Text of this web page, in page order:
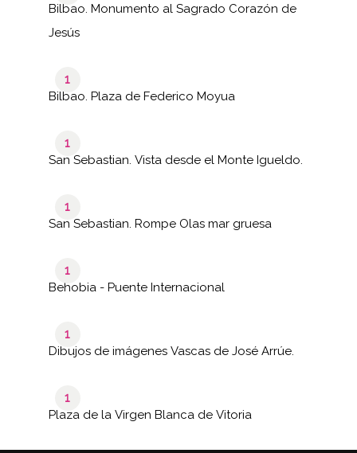
Bilbao. Monumento al Sagrado Corazón de
Jesús
1
Bilbao. Plaza de Federico Moyua
1
San Sebastian. Vista desde el Monte Igueldo.
1
San Sebastian. Rompe Olas mar gruesa
1
Behobia - Puente Internacional
1
Dibujos de imágenes Vascas de José Arrúe.
1
Plaza de la Virgen Blanca de Vitoria